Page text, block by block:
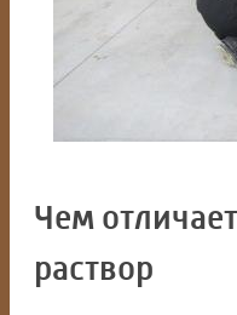
Чем
раствор